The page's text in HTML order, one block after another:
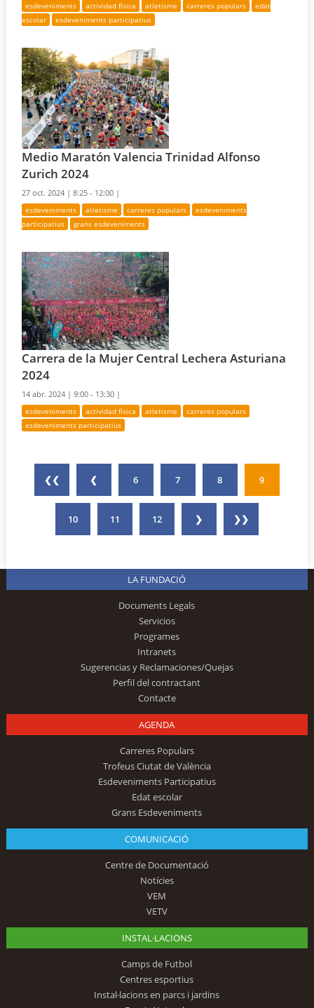
esdeveniments actividad física atletisme carreres populars
edat
escolar
esdeveniments participatius
Medio Maratón Valencia Trinidad Alfonso
Zurich 2024
27 oct. 2024 |8:25 - 12:00 |
esdeveniments atletisme carreres populars
esdeveniments
participatius
grans esdeveniments
Carrera de la Mujer Central Lechera Asturiana
2024
14 abr. 2024 |9:00 - 13:30 |
esdeveniments actividad física atletisme
carreres populars
esdeveniments participatius
❮❮ ❮ 6 7 8 9
10 11 12 ❯ ❯❯
LA FUNDACIÓ
Documents Legals
Servicios
Programes
Intranets
Sugerencias y Reclamaciones/Quejas
Perfil del contractant
Contacte
AGENDA
Carreres Populars
Trofeus Ciutat de València
Esdeveniments Participatius
Edat escolar
Grans Esdeveniments
COMUNICACIÓ
Centre de Documentació
Notícies
VEM
VETV
INSTAL·LACIONS
Camps de Futbol
Centres esportius
Instal·lacions en parcs i jardins